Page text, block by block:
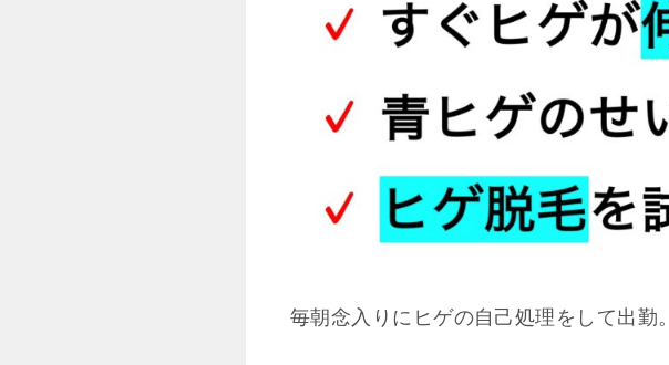
毎朝念入りにヒゲの自己処理をして出勤。